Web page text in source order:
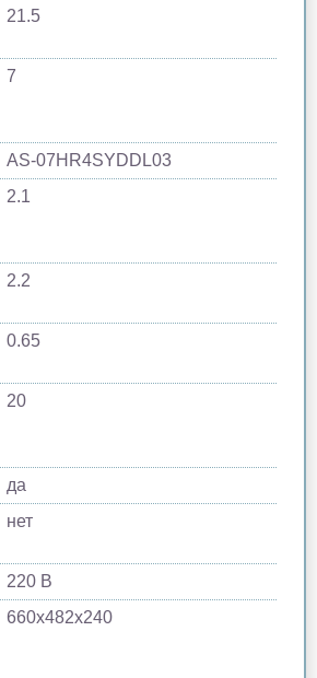
21.5
7
AS-07HR4SYDDL03
2.1
2.2
0.65
20
да
нет
220 В
660х482х240